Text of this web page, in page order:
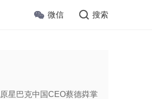
微信 搜索
原星巴克中国CEO蔡德粦掌